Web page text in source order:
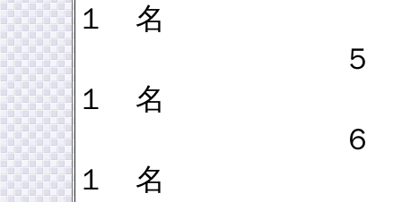
１ 名
５ 財
１ 名
６ 統
１ 名